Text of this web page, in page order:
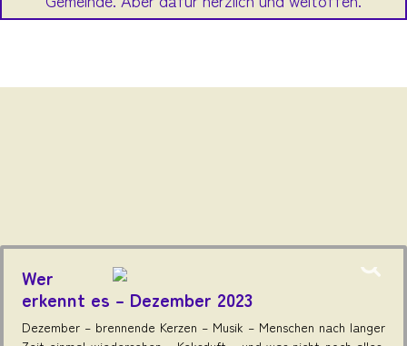
Wer
erkennt es – Dezember 2023
Dezember – brennende Kerzen – Musik – Menschen nach langer